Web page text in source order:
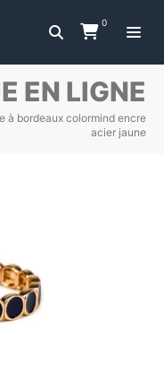
0
EN LIGNE
à bordeaux colormind encre
acier jaune